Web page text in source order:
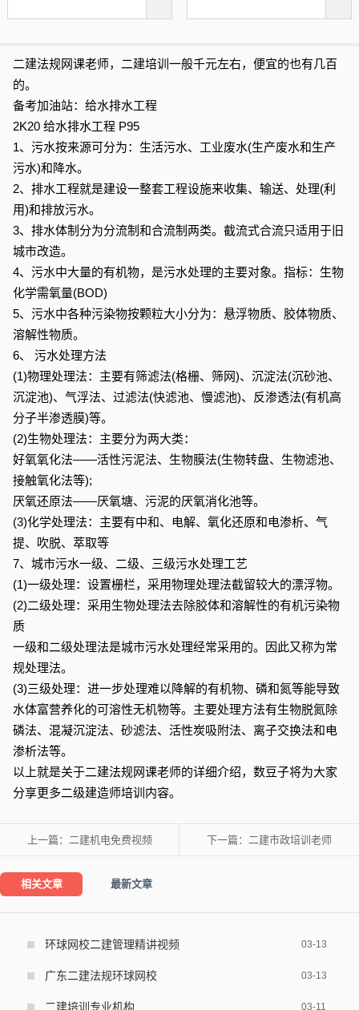
二建法规网课老师，二建培训一般千元左右，便宜的也有几百
的。
备考加油站：给水排水工程
2K20 给水排水工程 P95
1、污水按来源可分为：生活污水、工业废水(生产废水和生产
污水)和降水。
2、排水工程就是建设一整套工程设施来收集、输送、处理(利
用)和排放污水。
3、排水体制分为分流制和合流制两类。截流式合流只适用于旧
城市改造。
4、污水中大量的有机物，是污水处理的主要对象。指标：生物
化学需氧量(BOD)
5、污水中各种污染物按颗粒大小分为：悬浮物质、胶体物质、
溶解性物质。
6、 污水处理方法
(1)物理处理法：主要有筛滤法(格栅、筛网)、沉淀法(沉砂池、
沉淀池)、气浮法、过滤法(快滤池、慢滤池)、反渗透法(有机高
分子半渗透膜)等。
(2)生物处理法：主要分为两大类：
好氧氧化法――活性污泥法、生物膜法(生物转盘、生物滤池、
接触氧化法等);
厌氧还原法――厌氧塘、污泥的厌氧消化池等。
(3)化学处理法：主要有中和、电解、氧化还原和电渗析、气
提、吹脱、萃取等
7、城市污水一级、二级、三级污水处理工艺
(1)一级处理：设置栅栏，采用物理处理法截留较大的漂浮物。
(2)二级处理：采用生物处理法去除胶体和溶解性的有机污染物
质
一级和二级处理法是城市污水处理经常采用的。因此又称为常
规处理法。
(3)三级处理：进一步处理难以降解的有机物、磷和氮等能导致
水体富营养化的可溶性无机物等。主要处理方法有生物脱氮除
磷法、混凝沉淀法、砂滤法、活性炭吸附法、离子交换法和电
渗析法等。
以上就是关于二建法规网课老师的详细介绍，数豆子将为大家
分享更多二级建造师培训内容。
上一篇： 二建机电免费视频 下一篇： 二建市政培训老师
相关文章 最新文章
环球网校二建管理精讲视频 03-13
广东二建法规环球网校 03-13
二建培训专业机构 03-11